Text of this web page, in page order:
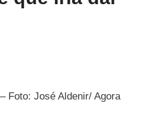
Foto: José Aldenir/ Agora